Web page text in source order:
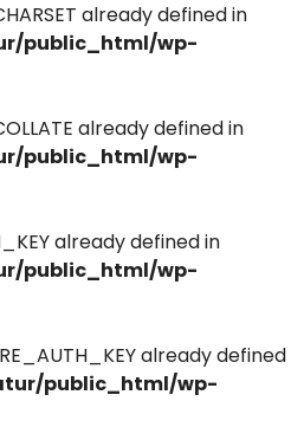
already defined in
public_html/wp-
already defined in
public_html/wp-
already defined in
public_html/wp-
already defined
public_html/wp-